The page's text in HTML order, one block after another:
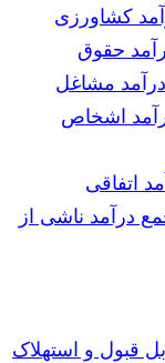
کشاورزی
حقوق
مشاغل
اشخاص
اتفاقی
درآمد ناشی از
قبول و استهلاک